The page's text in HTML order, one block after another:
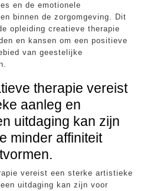
en de emotionele
binnen de zorgomgeving. Dit
opleiding creatieve therapie
en kansen om een positieve
van geestelijke
therapie vereist
aanleg en
uitdaging kan zijn
minder affiniteit
vereist een sterke artistieke
uitdaging kan zijn voor